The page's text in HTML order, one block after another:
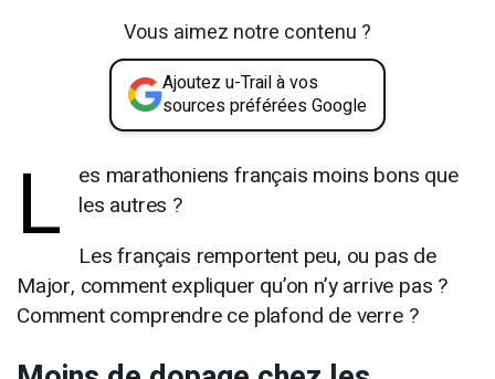
Vous aimez notre contenu ?
Ajoutez u-Trail à vos
sources préférées Google
L
es marathoniens français moins bons que
les autres ?
Les français remportent peu, ou pas de
Major, comment expliquer qu’on n’y arrive pas ?
Comment comprendre ce plafond de verre ?